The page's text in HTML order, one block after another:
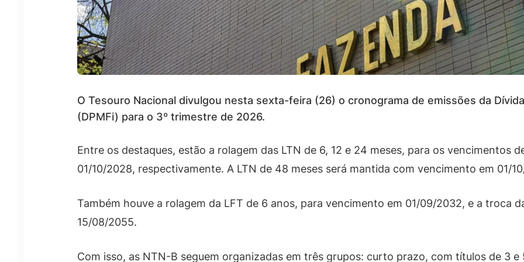
O Tesouro Nacional divulgou nesta sexta-feira (26) o cronograma de emissões da
(DPMFi) para o 3º trimestre de 2026.
Entre os destaques, estão a rolagem das LTN de 6, 12 e 24 meses, para os vencimentos
01/10/2028, respectivamente. A LTN de 48 meses será mantida com vencimento em 01/
Também houve a rolagem da LFT de 6 anos, para vencimento em 01/09/2032, e a troca
15/08/2055.
Com isso, as NTN-B seguem organizadas em três grupos: curto prazo, com títulos de 3